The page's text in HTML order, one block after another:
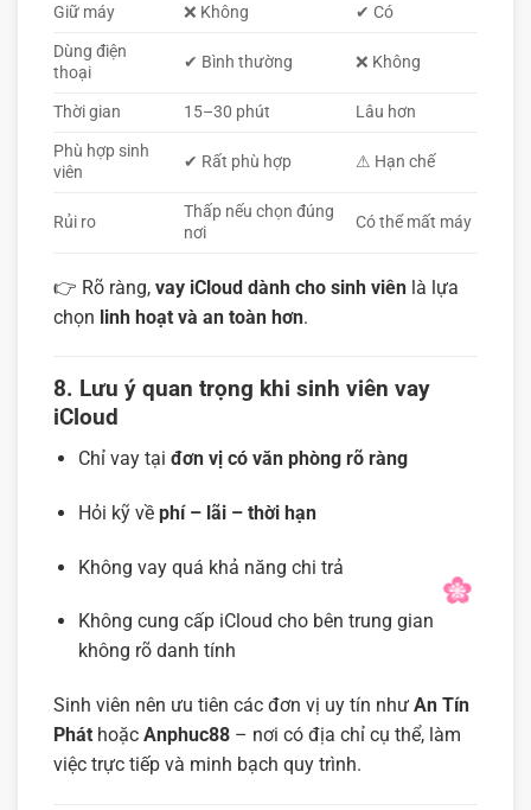
Giữ máy
❌ Không
✔ Có
Dùng điện
thoại
✔ Bình thường ❌ Không
Thời gian 15–30 phút
Lâu hơn
Phù hợp sinh
viên
✔ Rất phù hợp ⚠ Hạn chế
Rủi ro
Thấp nếu chọn đúng
nơi
Có thể mất máy
👉 Rõ ràng, vay iCloud dành cho sinh viên là lựa
chọn linh hoạt và an toàn hơn.
8. Lưu ý quan trọng khi sinh viên vay
iCloud
Chỉ vay tại đơn vị có văn phòng rõ ràng
Hỏi kỹ về phí – lãi – thời hạn
Không vay quá khả năng chi trả
Không cung cấp iCloud cho bên trung gian
không rõ danh tính
Sinh viên nên ưu tiên các đơn vị uy tín như An Tín
Phát hoặc Anphuc88 – nơi có địa chỉ cụ thể, làm
việc trực tiếp và minh bạch quy trình.